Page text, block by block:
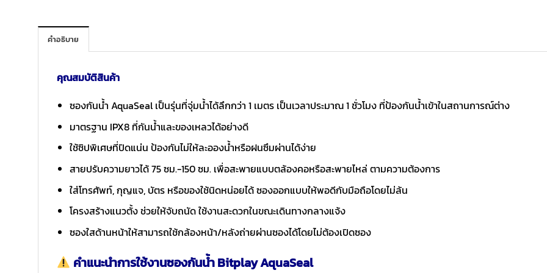
คำอธิบาย
คุณสมบัติสินค้า
ซองกันน้ำ AquaSeal เป็นรุ่นที่จุ่มน้ำได้ลึกกว่า 1 เมตร เป็นเวลาประมาณ 1 ชั่วโมง ที่ป้องกันน้ำเข้าในสถานการณ์ต่าง
มาตรฐาน IPX8 ที่กันน้ำและของเหลวได้อย่างดี
ใช้ซิปพิเศษที่ปิดแน่น ป้องกันไม่ให้ละอองน้ำหรือฝนซึมผ่านได้ง่าย
สายปรับความยาวได้ 75 ซม.-150 ซม. เพื่อสะพายแบบตล้องคอหรือสะพายไหล่ ตามความต้องการ
ใส่โทรศัพท์, กุญแจ, บัตร หรือของใช้นิดหน่อยได้ ซองออกแบบให้พอดีกับมือถือโดยไม่ล้น
โครงสร้างแนวตั้ง ช่วยให้จับถนัด ใช้งานสะดวกในขณะเดินทางกลางแจ้ง
ซองใสด้านหน้าให้สามารถใช้กล้องหน้า/หลังถ่ายผ่านซองได้โดยไม่ต้องเปิดซอง
คำแนะนำการใช้งานซองกันน้ำ Bitplay AquaSeal